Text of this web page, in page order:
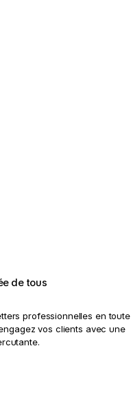
de tous
professionnelles en toute
vos clients avec une